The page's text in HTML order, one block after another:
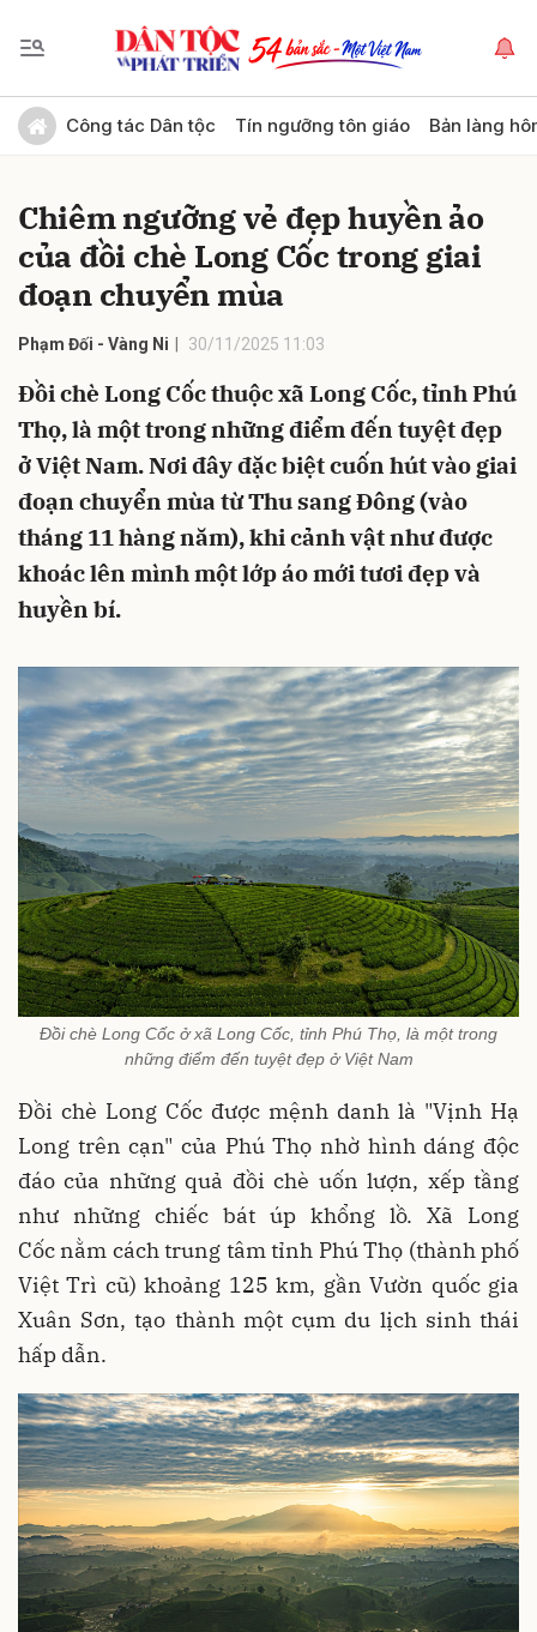
Công tác Dân tộc Tín ngưỡng tôn giáo Bản làng
Chiêm ngưỡng vẻ đẹp huyền ảo
của đồi chè Long Cốc trong giai
đoạn chuyển mùa
Phạm Đối - Vàng Ni 30/11/2025 11:03
Đồi chè Long Cốc thuộc xã Long Cốc, tỉnh Phú
Thọ, là một trong những điểm đến tuyệt đẹp
ở Việt Nam. Nơi đây đặc biệt cuốn hút vào giai
đoạn chuyển mùa từ Thu sang Đông (vào
tháng 11 hàng năm), khi cảnh vật như được
khoác lên mình một lớp áo mới tươi đẹp và
huyền bí.
Đồi chè Long Cốc ở xã Long Cốc, tỉnh Phú Thọ, là một trong
những điểm đến tuyệt đẹp ở Việt Nam
Đồi chè Long Cốc được mệnh danh là "Vịnh Hạ
Long trên cạn" của Phú Thọ nhờ hình dáng độc
đáo của những quả đồi chè uốn lượn, xếp tầng
như những chiếc bát úp khổng lồ. Xã Long
Cốc nằm cách trung tâm tỉnh Phú Thọ (thành phố
Việt Trì cũ) khoảng 125 km, gần Vườn quốc gia
Xuân Sơn, tạo thành một cụm du lịch sinh thái
hấp dẫn.
Gửi bình luận